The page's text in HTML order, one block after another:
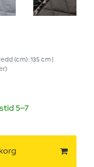
(cm): 135 cm |
)
5–7